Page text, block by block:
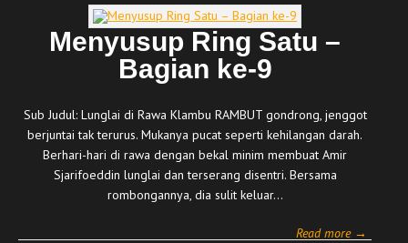
Menyusup Ring Satu –
Bagian ke-9
Sub Judul: Lunglai di Rawa Klambu RAMBUT gondrong, jenggot
berjuntai tak terurus. Mukanya pucat seperti kehilangan darah.
Berhari-hari di rawa dengan bekal minim membuat Amir
Sjarifoeddin lunglai dan terserang disentri. Bersama
rombongannya, dia sulit keluar…
Read more →